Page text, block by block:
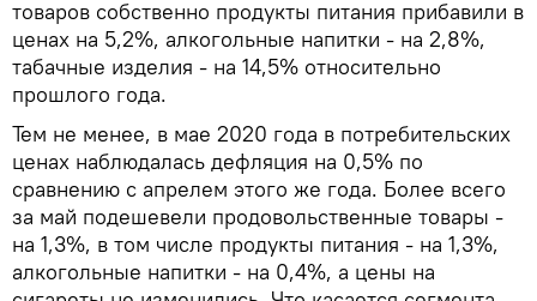
товаров собственно продукты питания прибавили в
ценах на 5,2%, алкогольные напитки - на 2,8%,
табачные изделия - на 14,5% относительно
прошлого года.
Тем не менее, в мае 2020 года в потребительских
ценах наблюдалась дефляция на 0,5% по
сравнению с апрелем этого же года. Более всего
за май подешевели продовольственные товары -
на 1,3%, в том числе продукты питания - на 1,3%,
алкогольные напитки - на 0,4%, а цены на